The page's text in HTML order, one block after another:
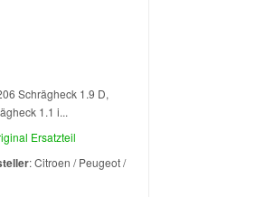
Schrägheck 1.9 D,
1.1 i...
Ersatzteil
: Citroen / Peugeot /